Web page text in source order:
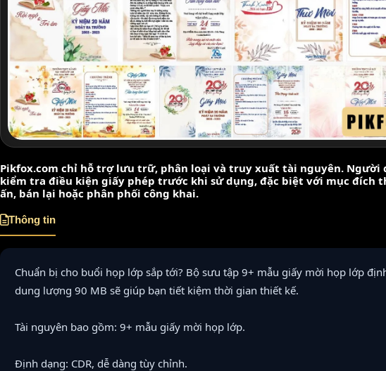
Pikfox.com chỉ hỗ trợ lưu trữ, phân loại và truy xuất tài nguyên. Người
kiểm tra điều kiện giấy phép trước khi sử dụng, đặc biệt với mục đích
ấn, bán lại hoặc phân phối công khai.
Thông tin
Chuẩn bị cho buổi họp lớp sắp tới? Bộ sưu tập 9+ mẫu giấy mời họp lớp
dung lượng 90 MB sẽ giúp bạn tiết kiệm thời gian thiết kế.
Tài nguyên bao gồm: 9+ mẫu giấy mời họp lớp.
Định dạng: CDR, dễ dàng tùy chỉnh.